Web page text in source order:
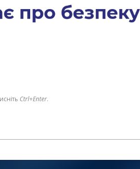
Ctrl+Enter.